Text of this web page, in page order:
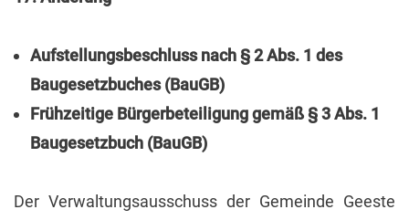
Aufstellungsbeschluss nach § 2 Abs. 1 des
Baugesetzbuches (BauGB)
Frühzeitige Bürgerbeteiligung gemäß § 3 Abs. 1
Baugesetzbuch (BauGB)
Der Verwaltungsausschuss der Gemeinde Geeste